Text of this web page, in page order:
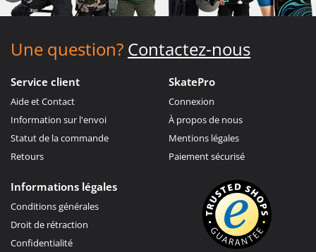
Une question? Contactez-nous
Service client
Aide et Contact
Information sur l'envoi
Statut de la commande
Retours
SkatePro
Connexion
À propos de nous
Mentions légales
Paiement sécurisé
Informations légales
Conditions générales
Droit de rétraction
Confidentialité